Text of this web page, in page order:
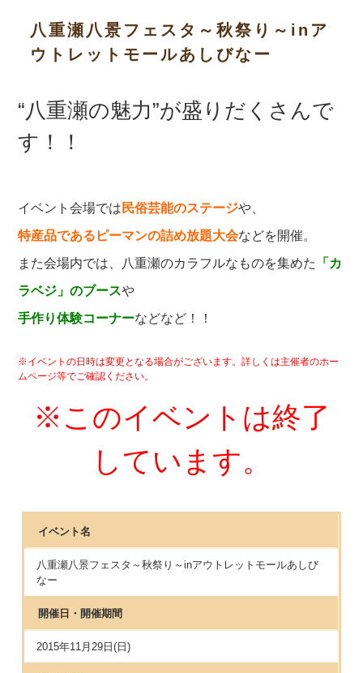
八重瀬八景フェスタ～秋祭り～inア
ウトレットモールあしびなー
“八重瀬の魅力”が盛りだくさんで
す！！
イベント会場では 民俗芸能のステージや、
特産品であるピーマンの詰め放題大会などを開催。
また会場内では、八重瀬のカラフルなものを集めた
「カ
ラベジ」のブースや
手作り体験コーナーなどなど！！
※イベントの日時は変更となる場合がございます。詳しくは主催者のホー
ムページ等でご確認ください。
※このイベントは終了
しています。
イベント名
八重瀬八景フェスタ～秋祭り～inアウトレットモールあしび
なー
開催日・開催期間
2015年11月29日(日)